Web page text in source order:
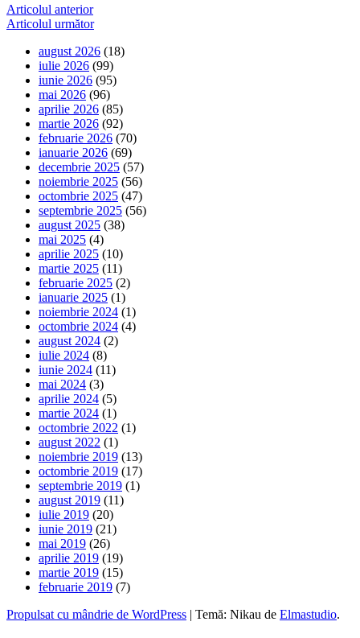
Navigare
în
articole
Articolul anterior
Articolul următor
august 2026 (18)
iulie 2026 (99)
iunie 2026 (95)
mai 2026 (96)
aprilie 2026 (85)
martie 2026 (92)
februarie 2026 (70)
ianuarie 2026 (69)
decembrie 2025 (57)
noiembrie 2025 (56)
octombrie 2025 (47)
septembrie 2025 (56)
august 2025 (38)
mai 2025 (4)
aprilie 2025 (10)
martie 2025 (11)
februarie 2025 (2)
ianuarie 2025 (1)
noiembrie 2024 (1)
octombrie 2024 (4)
august 2024 (2)
iulie 2024 (8)
iunie 2024 (11)
mai 2024 (3)
aprilie 2024 (5)
martie 2024 (1)
octombrie 2022 (1)
august 2022 (1)
noiembrie 2019 (13)
octombrie 2019 (17)
septembrie 2019 (1)
august 2019 (11)
iulie 2019 (20)
iunie 2019 (21)
mai 2019 (26)
aprilie 2019 (19)
martie 2019 (15)
februarie 2019 (7)
Propulsat cu mândrie de WordPress | Temă: Nikau de Elmastudio.